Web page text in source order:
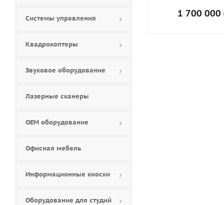
1 700 000
Системы управления
Квадрокоптеры
Звуковое оборудование
Лазерные сканеры
ОЕМ оборудование
Офисная мебель
Информационные киоски
Оборудование для студий